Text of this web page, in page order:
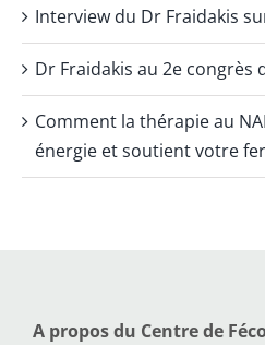
Interview du Dr Fraidakis
Dr Fraidakis au 2e congrès
Comment la thérapie au
énergie et soutient votre
A propos du Centre de